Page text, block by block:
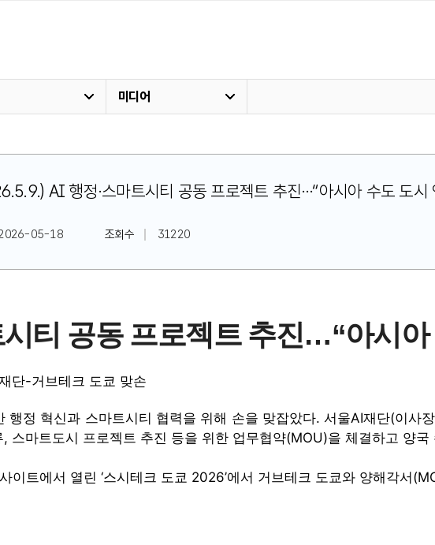
미디어
AI 행정·스마트시티 공동 프로젝트 추진…“아시아 수도 도시
05-18 조회수 31220
시티 공동 프로젝트 추진…“아시
단-거브테크 도쿄 맞손
행정 혁신과 스마트시티 협력을 위해 손을 맞잡았다. 서울AI재단(이사
스마트도시 프로젝트 추진 등을 위한 업무협약(MOU)을 체결하고 양
이트에서 열린 ‘스시테크 도쿄 2026’에서 거브테크 도쿄와 양해각서